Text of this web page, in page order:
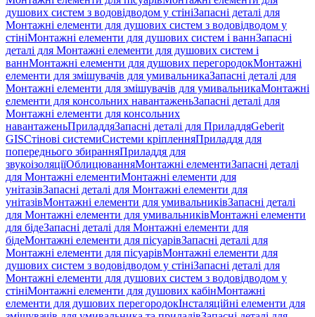
душових систем з водовідводом у стініЗапасні деталі для
Монтажні елементи для душових систем з водовідводом у
стініМонтажні елементи для душових систем і ваннЗапасні
деталі для Монтажні елементи для душових систем і
ваннМонтажні елементи для душових перегородокМонтажні
елементи для змішувачів для умивальникаЗапасні деталі для
Монтажні елементи для змішувачів для умивальникаМонтажні
елементи для консольних навантаженьЗапасні деталі для
Монтажні елементи для консольних
навантаженьПриладдяЗапасні деталі для ПриладдяGeberit
GISСтінові системиСистеми кріпленняПриладдя для
попереднього збиранняПриладдя для
звукоізоляціїОблицюванняМонтажні елементиЗапасні деталі
для Монтажні елементиМонтажні елементи для
унітазівЗапасні деталі для Монтажні елементи для
унітазівМонтажні елементи для умивальниківЗапасні деталі
для Монтажні елементи для умивальниківМонтажні елементи
для бідеЗапасні деталі для Монтажні елементи для
бідеМонтажні елементи для пісуарівЗапасні деталі для
Монтажні елементи для пісуарівМонтажні елементи для
душових систем з водовідводом у стініЗапасні деталі для
Монтажні елементи для душових систем з водовідводом у
стініМонтажні елементи для душових кабінМонтажні
елементи для душових перегородокІнсталяційні елементи для